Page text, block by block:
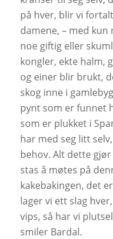
på hver, blir vi
damene, – med
noe giftig eller
kongler, ekte halm,
og einer blir brukt,
skog inne i
pynt som er funnet
som er plukket i
har med seg litt
behov. Alt dette
stas å møtes på
kakebakingen, det
lager vi ett slag
vips, så har vi
smiler Bardal.